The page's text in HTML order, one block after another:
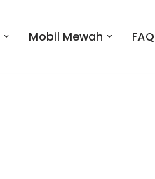
Mobil Mewah FAQ